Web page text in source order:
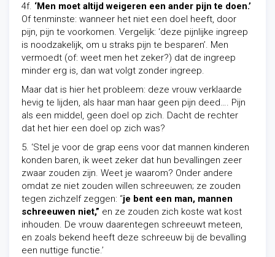
4f. ‘Men moet altijd weigeren een ander pijn te doen.’
Of tenminste: wanneer het niet een doel heeft, door
pijn, pijn te voorkomen. Vergelijk: ‘deze pijnlijke ingreep
is noodzakelijk, om u straks pijn te besparen’. Men
vermoedt (of: weet men het zeker?) dat de ingreep
minder erg is, dan wat volgt zonder ingreep.
Maar dat is hier het probleem: deze vrouw verklaarde
hevig te lijden, als haar man haar geen pijn deed…. Pijn
als een middel, geen doel op zich. Dacht de rechter
dat het hier een doel op zich was?
5. ‘Stel je voor de grap eens voor dat mannen kinderen
konden baren, ik weet zeker dat hun bevallingen zeer
zwaar zouden zijn. Weet je waarom? Onder andere
omdat ze niet zouden willen schreeuwen; ze zouden
tegen zichzelf zeggen: “je bent een man, mannen
schreeuwen niet,” en ze zouden zich koste wat kost
inhouden. De vrouw daarentegen schreeuwt meteen,
en zoals bekend heeft deze schreeuw bij de bevalling
een nuttige functie.’